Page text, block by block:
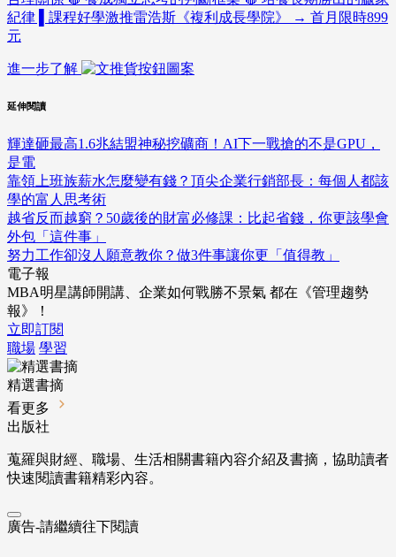
紀律 ▌課程好學激推雷浩斯《複利成長學院》 → 首月限時899
元
進一步了解
延伸閱讀
輝達砸最高1.6兆結盟神秘挖礦商！AI下一戰搶的不是GPU，
是電
靠領上班族薪水怎麼變有錢？頂尖企業行銷部長：每個人都該
學的富人思考術
越省反而越窮？50歲後的財富必修課：比起省錢，你更該學會
外包「這件事」
努力工作卻沒人願意教你？做3件事讓你更「值得教」
電子報
MBA明星講師開講、企業如何戰勝不景氣 都在《管理趨勢
報》！
立即訂閱
職場 學習
精選書摘
看更多
出版社
蒐羅與財經、職場、生活相關書籍內容介紹及書摘，協助讀者
快速閱讀書籍精彩內容。
廣告-請繼續往下閱讀